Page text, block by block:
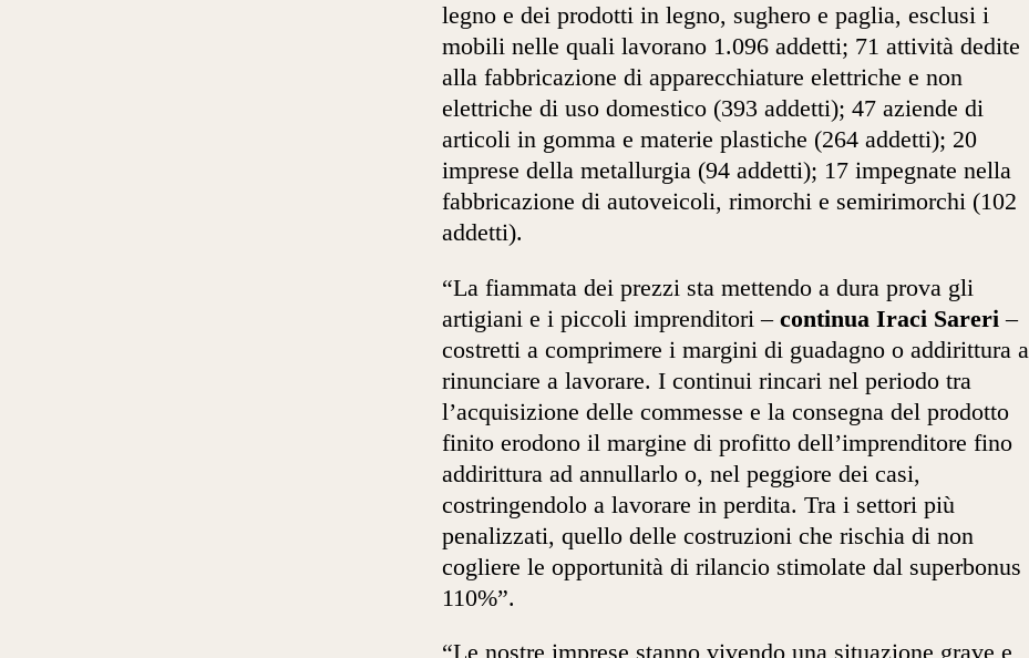
legno e dei prodotti in legno, sughero e paglia, esclusi i
mobili nelle quali lavorano 1.096 addetti; 71 attività dedite
alla fabbricazione di apparecchiature elettriche e non
elettriche di uso domestico (393 addetti); 47 aziende di
articoli in gomma e materie plastiche (264 addetti); 20
imprese della metallurgia (94 addetti); 17 impegnate nella
fabbricazione di autoveicoli, rimorchi e semirimorchi (102
addetti).
“La fiammata dei prezzi sta mettendo a dura prova gli
artigiani e i piccoli imprenditori – continua Iraci Sareri –
costretti a comprimere i margini di guadagno o addirittura a
rinunciare a lavorare. I continui rincari nel periodo tra
l’acquisizione delle commesse e la consegna del prodotto
finito erodono il margine di profitto dell’imprenditore fino
addirittura ad annullarlo o, nel peggiore dei casi,
costringendolo a lavorare in perdita. Tra i settori più
penalizzati, quello delle costruzioni che rischia di non
cogliere le opportunità di rilancio stimolate dal superbonus
110%”.
“Le nostre imprese stanno vivendo una situazione grave e